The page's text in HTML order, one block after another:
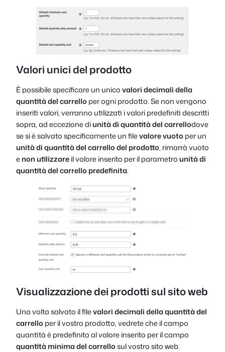
Valori unici del prodotto
È possibile specificare un unicovalori decimali della
quantità del carrelloper ogni prodotto. Se non vengono
inseriti valori, verranno utilizzati i valori predefiniti descritti
sopra, ad eccezione diunità di quantità del carrellodove
se si è salvato specificamente un filevalore vuotoper un
unità di quantità del carrello del prodotto, rimarrà vuoto
enon utilizzareil valore inserito per il parametrounità di
quantità del carrello predefinita.
Visualizzazione dei prodotti sul sito web
Una volta salvato il filevalori decimali della quantità del
carrelloper il vostro prodotto, vedrete che il campo
quantità è predefinito al valore inserito per il campo
quantità minima del carrellosul vostro sito web.